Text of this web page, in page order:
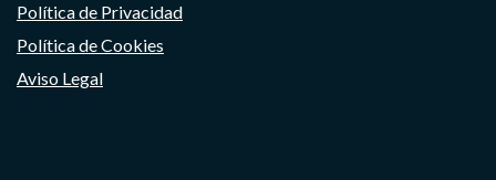
Política de Privacidad
Política de Cookies
Aviso Legal